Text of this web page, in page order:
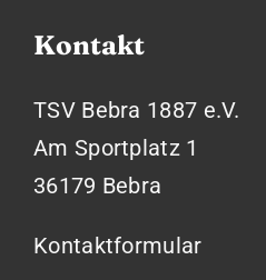
Kontakt
TSV Bebra 1887 e.V.
Am Sportplatz 1
36179 Bebra
Kontaktformular